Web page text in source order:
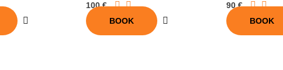
100 €
BOOK
90 €
BOOK